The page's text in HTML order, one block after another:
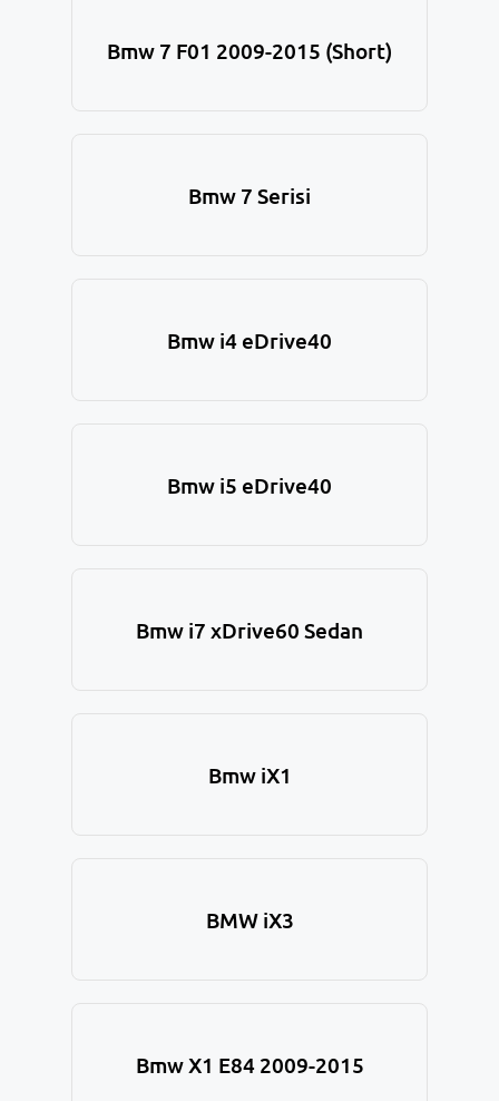
Bmw 7 F01 2009-2015 (Short)
Bmw 7 Serisi
Bmw i4 eDrive40
Bmw i5 eDrive40
Bmw i7 xDrive60 Sedan
Bmw iX1
BMW iX3
Bmw X1 E84 2009-2015